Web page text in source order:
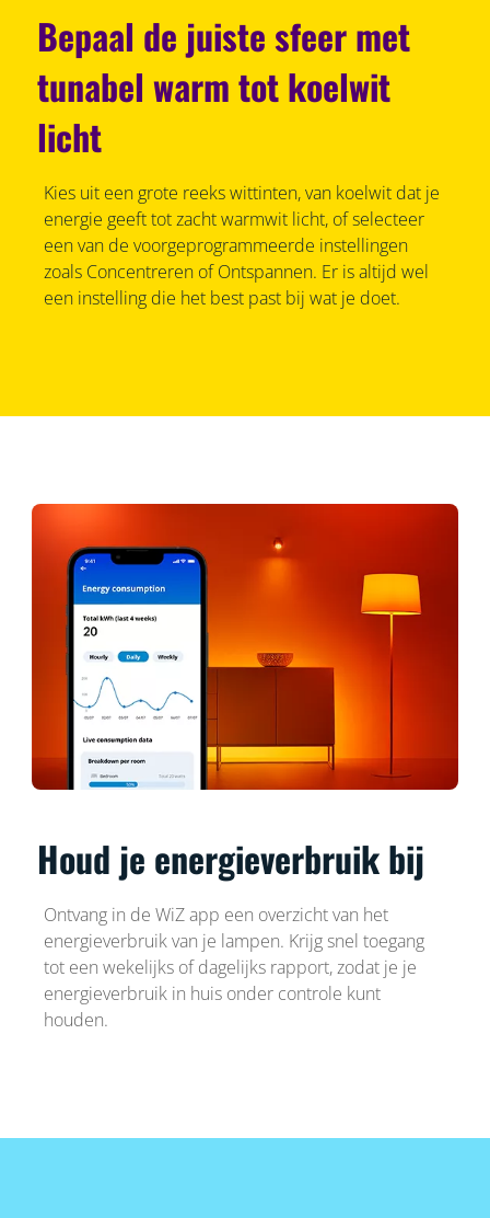
Bepaal de juiste sfeer met
tunabel warm tot koelwit
licht
Kies uit een grote reeks wittinten, van koelwit dat je
energie geeft tot zacht warmwit licht, of selecteer
een van de voorgeprogrammeerde instellingen
zoals Concentreren of Ontspannen. Er is altijd wel
een instelling die het best past bij wat je doet.
Houd je energieverbruik bij
Ontvang in de WiZ app een overzicht van het
energieverbruik van je lampen. Krijg snel toegang
tot een wekelijks of dagelijks rapport, zodat je je
energieverbruik in huis onder controle kunt
houden.